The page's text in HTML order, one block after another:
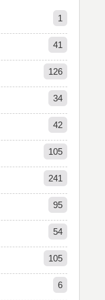
1
41
126
34
42
105
241
95
54
105
6